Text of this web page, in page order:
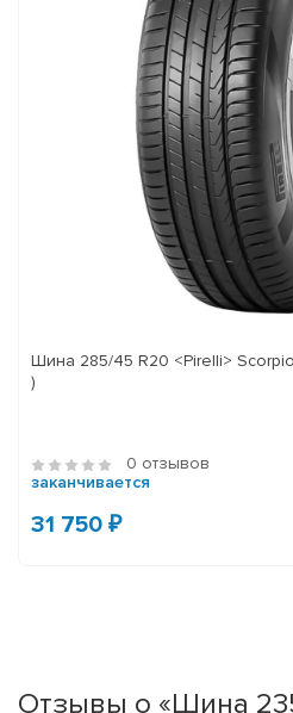
Шина 285/45 R20 <Pirelli>
)
0 отзывов
заканчивается
31 750 ₽
Отзывы о «Шина